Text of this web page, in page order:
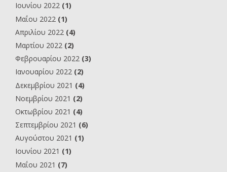
Ιουνίου 2022 (1)
Μαΐου 2022 (1)
Απριλίου 2022 (4)
Μαρτίου 2022 (2)
Φεβρουαρίου 2022 (3)
Ιανουαρίου 2022 (2)
Δεκεμβρίου 2021 (4)
Νοεμβρίου 2021 (2)
Οκτωβρίου 2021 (4)
Σεπτεμβρίου 2021 (6)
Αυγούστου 2021 (1)
Ιουνίου 2021 (1)
Μαΐου 2021 (7)